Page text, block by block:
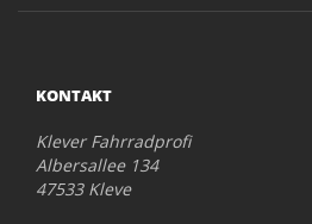
KONTAKT
Klever Fahrradprofi
Albersallee 134
47533 Kleve